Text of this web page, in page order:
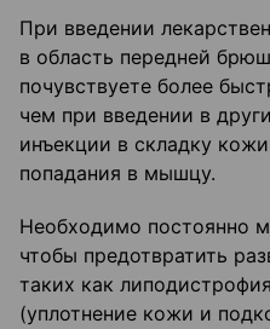
При введении
в область передней
почувствуете более
чем при введении в
инъекции в складку
попадания в мышцу.
Необходимо постоянно
чтобы предотвратить
таких как
(уплотнение кожи и